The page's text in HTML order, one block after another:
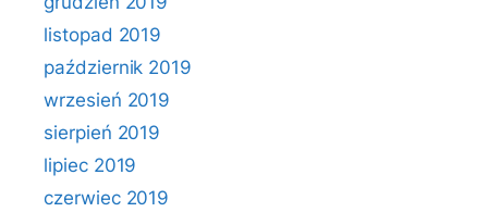
listopad 2019
październik 2019
wrzesień 2019
sierpień 2019
lipiec 2019
czerwiec 2019